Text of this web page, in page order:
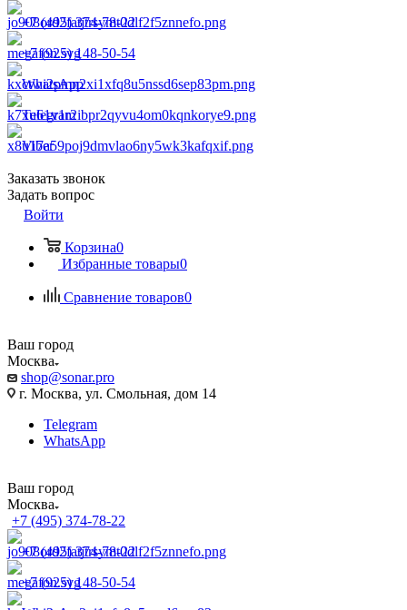
+7 (495) 374-78-22
+7 (925) 148-50-54
WhatsApp
Telegram
Viber
Заказать звонок
Задать вопрос
Войти
Корзина0
Избранные товары0
Сравнение товаров0
Ваш город
Москва
shop@sonar.pro
г. Москва, ул. Смольная, дом 14
Telegram
WhatsApp
Ваш город
Москва
+7 (495) 374-78-22
+7 (495) 374-78-22
+7 (925) 148-50-54